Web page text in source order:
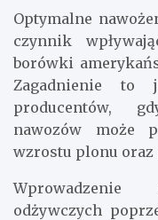
Optymalne
czynnik
borówki
Zagadnienie to
producentów,
nawozów może
wzrostu plonu
Wprowadzenie
odżywczych